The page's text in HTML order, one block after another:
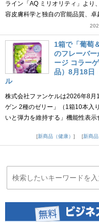
ライン「AQ ミリオリティ」より
容皮膚科学と独自の官能品質、
1箱で「葡萄
のフレーバ
ージ コラー
品）8月18日
ル
株式会社ファンケルは2026年8
ゲン 2種のゼリー」（1箱10本入
いと弾力を維持する」機能性表
新商品（健康）
新商品